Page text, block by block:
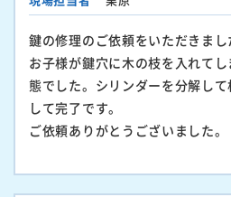
鍵の修理のご依頼をいただきまし
お子様が鍵穴に木の枝を入れて
態でした。シリンダーを分解し
して完了です。
ご依頼ありがとうございました。